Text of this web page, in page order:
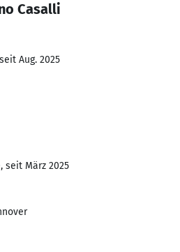
Casalli
Aug. 2025
seit März 2025